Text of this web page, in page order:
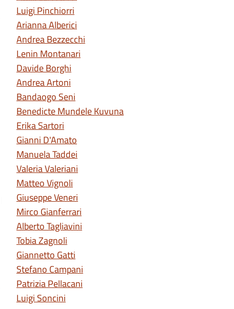
Luigi Pinchiorri
Arianna Alberici
Andrea Bezzecchi
Lenin Montanari
Davide Borghi
Andrea Artoni
Bandaogo Seni
Benedicte Mundele Kuvuna
Erika Sartori
Gianni D'Amato
Manuela Taddei
Valeria Valeriani
Matteo Vignoli
Giuseppe Veneri
Mirco Gianferrari
Alberto Tagliavini
Tobia Zagnoli
Giannetto Gatti
Stefano Campani
Patrizia Pellacani
Luigi Soncini